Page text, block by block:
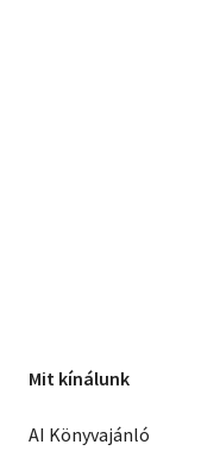
Mit kínálunk
AI Könyvajánló